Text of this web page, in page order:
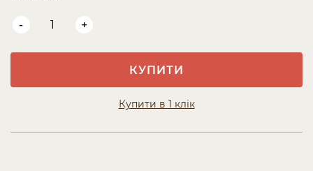
- +
КУПИТИ
Купити в 1 клік